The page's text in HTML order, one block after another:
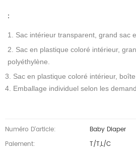
：
1. Sac intérieur transparent, grand sac
2. Sac en plastique coloré intérieur,
polyéthylène.
3. Sac en plastique coloré intérieur,
4. Emballage individuel selon les
Numéro D'article:
Baby Diaper
Paiement:
T/T,L/C